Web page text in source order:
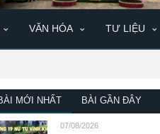
VĂN HÓA TƯ LIỆU
MỚI NHẤT BÀI GẦN ĐÂY
07/08/2026